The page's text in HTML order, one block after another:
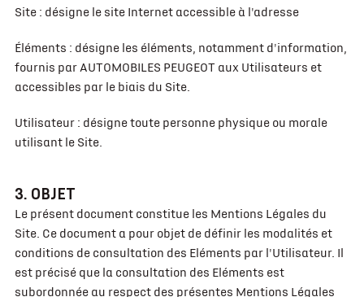
Site : désigne le site Internet accessible à l'adresse
Éléments : désigne les éléments, notamment d'information,
fournis par AUTOMOBILES PEUGEOT aux Utilisateurs et
accessibles par le biais du Site.
Utilisateur : désigne toute personne physique ou morale
utilisant le Site.
3. OBJET
Le présent document constitue les Mentions Légales du
Site. Ce document a pour objet de définir les modalités et
conditions de consultation des Eléments par l'Utilisateur. Il
est précisé que la consultation des Eléments est
subordonnée au respect des présentes Mentions Légales